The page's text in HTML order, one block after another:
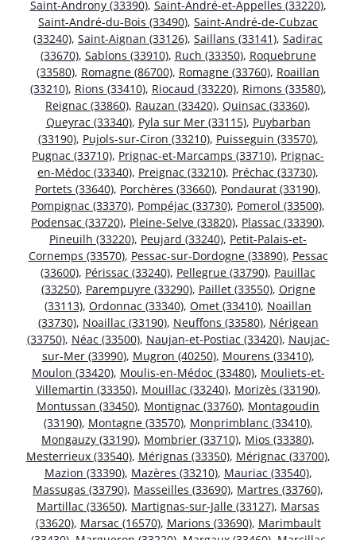
Saint-Androny (33390), Saint-André-et-Appelles (33220),
Saint-André-du-Bois (33490), Saint-André-de-Cubzac
(33240), Saint-Aignan (33126), Saillans (33141), Sadirac
(33670), Sablons (33910), Ruch (33350), Roquebrune
(33580), Romagne (86700), Romagne (33760), Roaillan
(33210), Rions (33410), Riocaud (33220), Rimons (33580),
Reignac (33860), Rauzan (33420), Quinsac (33360),
Queyrac (33340), Pyla sur Mer (33115), Puybarban
(33190), Pujols-sur-Ciron (33210), Puisseguin (33570),
Pugnac (33710), Prignac-et-Marcamps (33710), Prignac-
en-Médoc (33340), Preignac (33210), Préchac (33730),
Portets (33640), Porchères (33660), Pondaurat (33190),
Pompignac (33370), Pompéjac (33730), Pomerol (33500),
Podensac (33720), Pleine-Selve (33820), Plassac (33390),
Pineuilh (33220), Peujard (33240), Petit-Palais-et-
Cornemps (33570), Pessac-sur-Dordogne (33890), Pessac
(33600), Périssac (33240), Pellegrue (33790), Pauillac
(33250), Parempuyre (33290), Paillet (33550), Origne
(33113), Ordonnac (33340), Omet (33410), Noaillan
(33730), Noaillac (33190), Neuffons (33580), Nérigean
(33750), Néac (33500), Naujan-et-Postiac (33420), Naujac-
sur-Mer (33990), Mugron (40250), Mourens (33410),
Moulon (33420), Moulis-en-Médoc (33480), Mouliets-et-
Villemartin (33350), Mouillac (33240), Morizès (33190),
Montussan (33450), Montignac (33760), Montagoudin
(33190), Montagne (33570), Monprimblanc (33410),
Mongauzy (33190), Mombrier (33710), Mios (33380),
Mesterrieux (33540), Mérignas (33350), Mérignac (33700),
Mazion (33390), Mazères (33210), Mauriac (33540),
Massugas (33790), Masseilles (33690), Martres (33760),
Martillac (33650), Martignas-sur-Jalle (33127), Marsas
(33620), Marsac (16570), Marions (33690), Marimbault